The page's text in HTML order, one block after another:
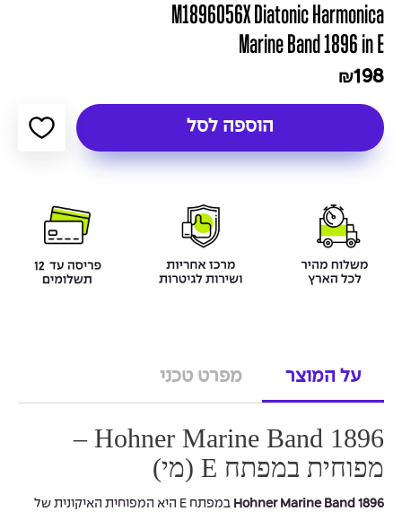
M1896056X Diatonic Harmonica
Marine Band 1896 in E
₪198
הוספה לסל
על המוצר מפרט טכני
Hohner Marine Band 1896 –
מפוחית במפתח E (מי)
Hohner Marine Band 1896
במפתח E היא המפוחית האיקונית של